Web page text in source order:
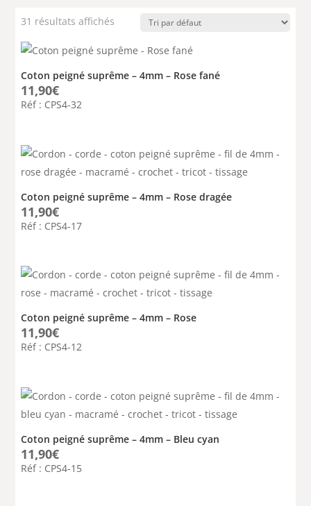
31 résultats affichés
Coton peigné suprême – 4mm – Rose fané
11,90€
Réf : CPS4-32
Coton peigné suprême – 4mm – Rose dragée
11,90€
Réf : CPS4-17
Coton peigné suprême – 4mm – Rose
11,90€
Réf : CPS4-12
Coton peigné suprême – 4mm – Bleu cyan
11,90€
Réf : CPS4-15